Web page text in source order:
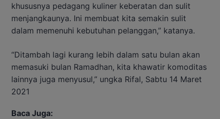
khususnya pedagang kuliner keberatan dan sulit
menjangkaunya. Ini membuat kita semakin sulit
dalam memenuhi kebutuhan pelanggan,” katanya.
“Ditambah lagi kurang lebih dalam satu bulan akan
memasuki bulan Ramadhan, kita khawatir komoditas
lainnya juga menyusul,” ungka Rifal, Sabtu 14 Maret
2021
Baca Juga: